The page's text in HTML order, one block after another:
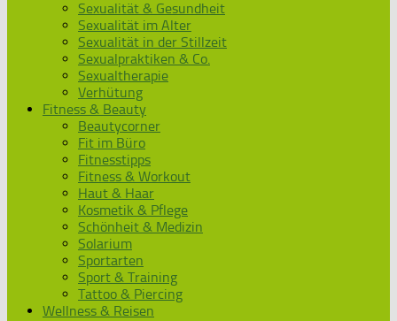
Sexualität & Gesundheit
Sexualität im Alter
Sexualität in der Stillzeit
Sexualpraktiken & Co.
Sexualtherapie
Verhütung
Fitness & Beauty
Beautycorner
Fit im Büro
Fitnesstipps
Fitness & Workout
Haut & Haar
Kosmetik & Pflege
Schönheit & Medizin
Solarium
Sportarten
Sport & Training
Tattoo & Piercing
Wellness & Reisen